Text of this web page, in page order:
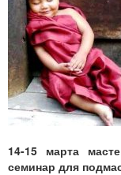
14-15 марта
семинар для